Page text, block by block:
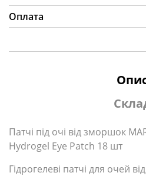
Оплата
Патчі під очі від зморшок
Hydrogel Eye Patch 18 шт
Гідрогелеві патчі для очей